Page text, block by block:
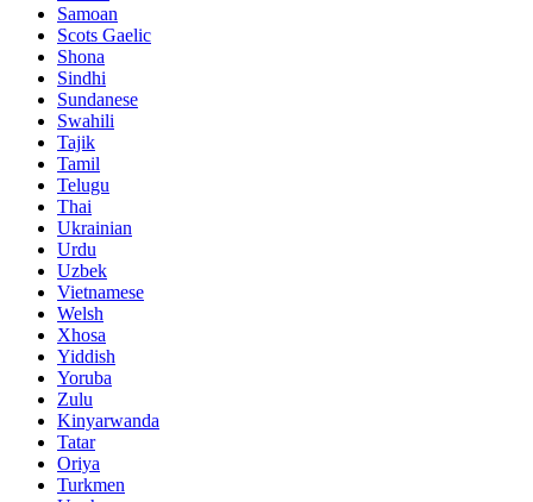
Samoan
Scots Gaelic
Shona
Sindhi
Sundanese
Swahili
Tajik
Tamil
Telugu
Thai
Ukrainian
Urdu
Uzbek
Vietnamese
Welsh
Xhosa
Yiddish
Yoruba
Zulu
Kinyarwanda
Tatar
Oriya
Turkmen